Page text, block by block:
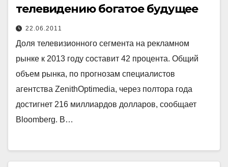
телевидению богатое будущее
22.06.2011
Доля телевизионного сегмента на рекламном
рынке к 2013 году составит 42 процента. Общий
объем рынка, по прогнозам специалистов
агентства ZenithOptimedia, через полтора года
достигнет 216 миллиардов долларов, сообщает
Bloomberg. В…